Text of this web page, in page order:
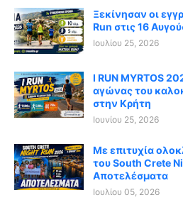
Ξεκίνησαν οι
Run στις 16
Ιουλίου 25, 2026
I RUN MYRTOS
αγώνας του
στην Κρήτη
Ιουνίου 25, 2026
Με επιτυχία
του South Crete
Αποτελέσματα
Ιουλίου 05, 2026